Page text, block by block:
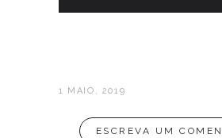
1 MAIO, 2019
ESCREVA UM